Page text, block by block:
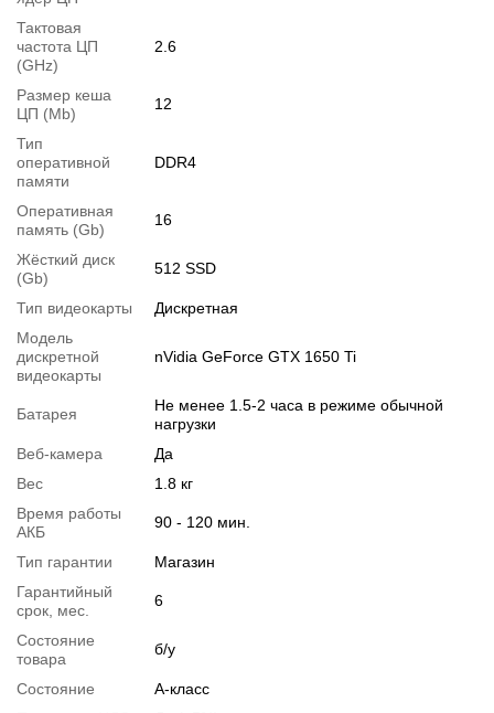
1.
2.Увеличение размера HDD
Вы можете расширить срок гарантии на
Возможна также комплектация
мышкой
Для этого добавьте в корзину соответствующую позицию с
Спецификация, тесты и технические отчеты
Спецификация процессора:
Спецификация видеокарты:nVidia GeForce GTX 1650 Ti
Тестирование видеокарты:
Тактовая
частота ЦП
(GHz)
2.6
Размер кеша
ЦП (Mb)
12
Тип
оперативной
памяти
DDR4
Оперативная
память (Gb)
16
Жёсткий диск
(Gb)
512 SSD
Тип видеокарты
Дискретная
Модель
дискретной
видеокарты
nVidia GeForce GTX 1650 Ti
Батарея
Не менее 1.5-2 часа в режиме обычной
нагрузки
Веб-камера
Да
Вес
1.8 кг
Время работы
АКБ
90 - 120 мин.
Тип гарантии
Магазин
Гарантийный
срок, мес.
6
Состояние
товара
б/у
Состояние
А-класс